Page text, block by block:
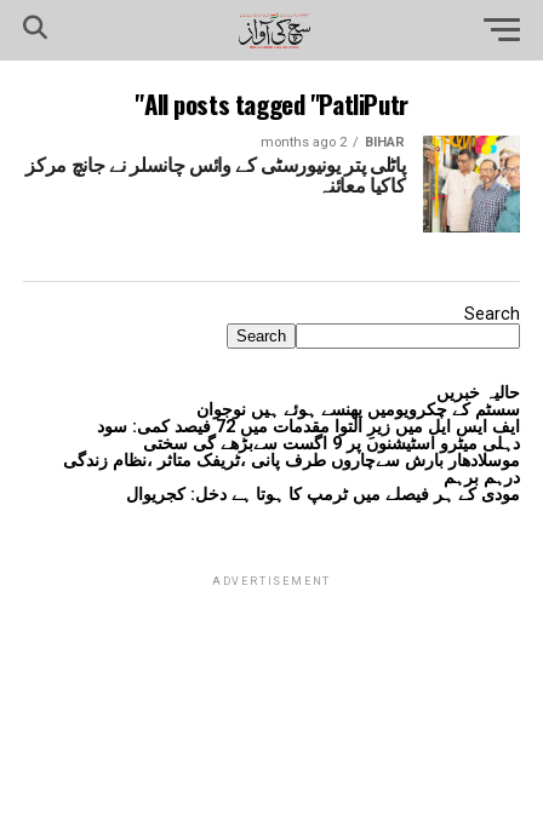
All posts tagged "PatliPutr"
BIHAR
2 months ago
پاٹلی پتر یونیورسٹی کے وائس چانسلر نے جانچ مرکز
کاکیا معائنہ
Search
Search
حالیہ خبریں
سسٹم کے چکرویومیں پھنسے ہوئے ہیں نوجوان
ایف ایس ایل میں زیرِ التوا مقدمات میں 72 فیصد کمی: سود
دہلی میٹرو اسٹیشنوں پر 9 اگست سےبڑھے گی سختی
موسلادھار بارش سےچاروں طرف پانی ،ٹریفک متاثر ،نظام زندگی
درہم برہم
مودی کے ہر فیصلے میں ٹرمپ کا ہوتا ہے دخل: کجریوال
ADVERTISEMENT